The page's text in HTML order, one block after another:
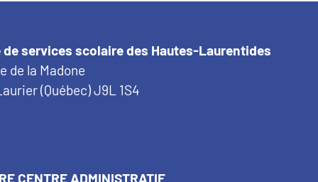
de services scolaire des Hautes-Laurentides
de la Madone
(Québec) J9L 1S4
CENTRE ADMINISTRATIF